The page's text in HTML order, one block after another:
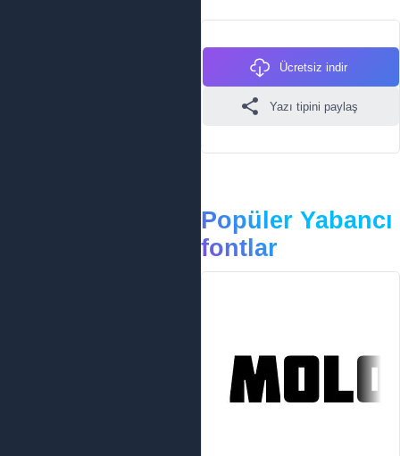
Ücretsiz indir
Yazı tipini paylaş
Popüler Yabancı
fontlar